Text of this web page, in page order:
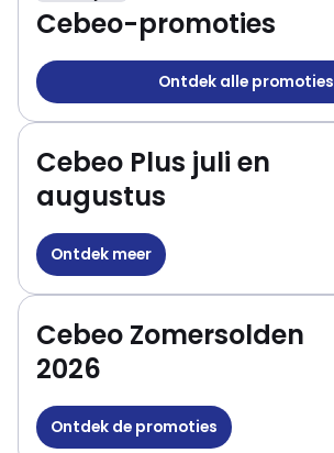
Cebeo-promoties
Ontdek alle promoties
Cebeo Plus juli en
augustus
Ontdek meer
Cebeo Zomersolden
2026
Ontdek de promoties